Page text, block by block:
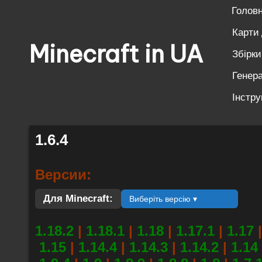
Minecraft in UA
Майнкрафт:
зброя,
техніка,
магія.
Завантажуй
моди
1.6.4
Версии:
Для Minecraft: Виберіть версію ▾
1.18.2 | 1.18.1 | 1.18 | 1.17.1 | 1.17 |
1.15 | 1.14.4 | 1.14.3 | 1.14.2 | 1.14